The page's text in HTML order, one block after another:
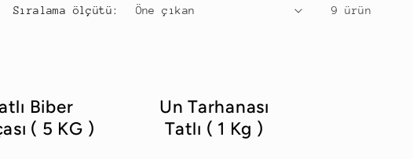
Sıralama ölçütü: 9 ürün
Biber
( 5 KG )
Un Tarhanası
Tatlı ( 1 Kg )